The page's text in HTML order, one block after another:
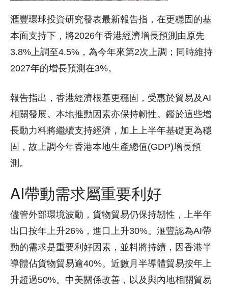
滙豐環球投資研究發表最新報告指，在更穩固的基
本面支持下，將2026年香港經濟增長預測由原先
3.8%上調至4.5%，為今年來第2次上調；同時維持
2027年的增長預測在3%。
報告指出，香港經濟根基更穩固，受惠於貿易及AI
相關發展。本地推動因素亦保持韌性。鑑於這些增
長動力料將繼續支持經濟，加上上半年基礎更為穩
固，故上調今年香港本地生產總值(GDP)增長預
測。
AI帶動需求屬重要利好
儘管外部環境波動，貨物貿易仍保持韌性，上半年
出口按年上升26%，進口上升30%。滙豐認為AI帶
動的需求是重要利好因素，並料將持續，因香港半
導體佔貨物貿易逾40%。近數月半導體貿易按年上
升超過50%。中美關係改善，以及與內地相關貿易